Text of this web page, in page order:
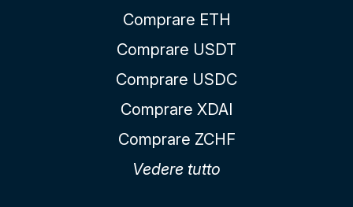
Comprare ETH
Comprare USDT
Comprare USDC
Comprare XDAI
Comprare ZCHF
Vedere tutto